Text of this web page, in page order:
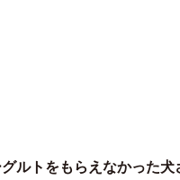
ルトをもらえなかった